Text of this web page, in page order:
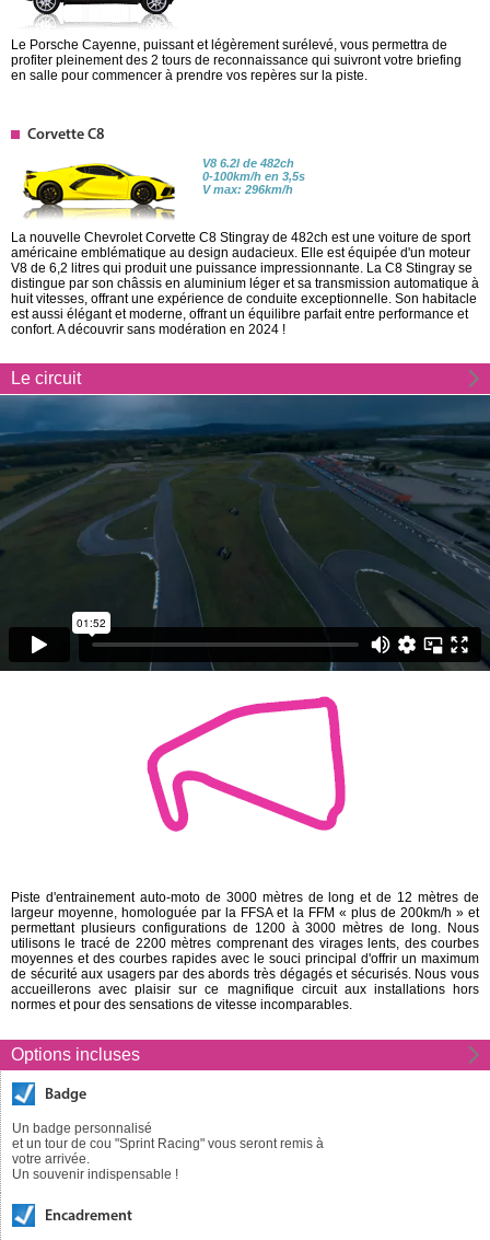
Options incluses
Badge
Un badge personnalisé
et un tour de cou "Sprint Racing" vous seront remis à
votre arrivée.
Un souvenir indispensable !
Encadrement
Le Porsche Cayenne, puissant et légèrement surélevé, vous permettra de
profiter pleinement des 2 tours de reconnaissance qui suivront votre briefing
en salle pour commencer à prendre vos repères sur la piste.
Corvette C8
V8 6.2l de 482ch
0-100km/h en 3,5s
V max: 296km/h
La nouvelle Chevrolet Corvette C8 Stingray de 482ch est une voiture de sport
américaine emblématique au design audacieux. Elle est équipée d'un moteur
V8 de 6,2 litres qui produit une puissance impressionnante. La C8 Stingray se
distingue par son châssis en aluminium léger et sa transmission automatique à
huit vitesses, offrant une expérience de conduite exceptionnelle. Son habitacle
est aussi élégant et moderne, offrant un équilibre parfait entre performance et
confort. A découvrir sans modération en 2024 !
Le circuit
Piste d'entrainement auto-moto de 3000 mètres de long et de 12 mètres de
largeur moyenne, homologuée par la FFSA et la FFM « plus de 200km/h » et
permettant plusieurs configurations de 1200 à 3000 mètres de long. Nous
utilisons le tracé de 2200 mètres comprenant des virages lents, des courbes
moyennes et des courbes rapides avec le souci principal d'offrir un maximum
de sécurité aux usagers par des abords très dégagés et sécurisés. Nous vous
accueillerons avec plaisir sur ce magnifique circuit aux installations hors
normes et pour des sensations de vitesse incomparables.